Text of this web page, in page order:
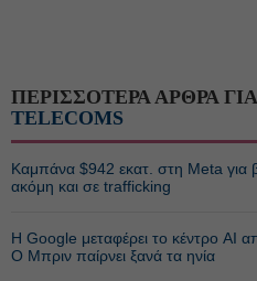
ΠΕΡΙΣΣΟΤΕΡΑ ΑΡΘΡΑ ΓΙΑ
TELECOMS
Καμπάνα $942 εκατ. στη Meta για
ακόμη και σε trafficking
Η Google μεταφέρει το κέντρο AI
Ο Μπριν παίρνει ξανά τα ηνία